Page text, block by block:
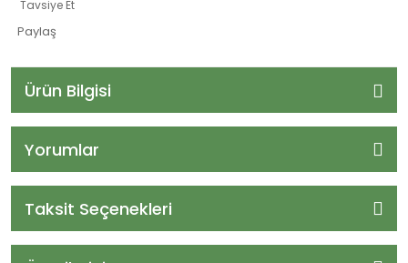
Tavsiye Et
Paylaş
Ürün Bilgisi
Yorumlar
Taksit Seçenekleri